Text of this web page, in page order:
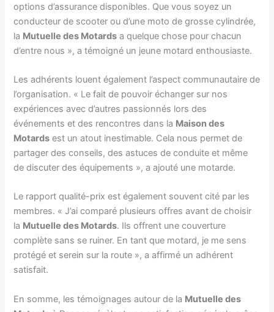
options d’assurance disponibles. Que vous soyez un
conducteur de scooter ou d’une moto de grosse cylindrée,
la Mutuelle des Motards a quelque chose pour chacun
d’entre nous », a témoigné un jeune motard enthousiaste.
Les adhérents louent également l’aspect communautaire de
l’organisation. « Le fait de pouvoir échanger sur nos
expériences avec d’autres passionnés lors des
événements et des rencontres dans la Maison des
Motards est un atout inestimable. Cela nous permet de
partager des conseils, des astuces de conduite et même
de discuter des équipements », a ajouté une motarde.
Le rapport qualité-prix est également souvent cité par les
membres. « J’ai comparé plusieurs offres avant de choisir
la Mutuelle des Motards. Ils offrent une couverture
complète sans se ruiner. En tant que motard, je me sens
protégé et serein sur la route », a affirmé un adhérent
satisfait.
En somme, les témoignages autour de la Mutuelle des